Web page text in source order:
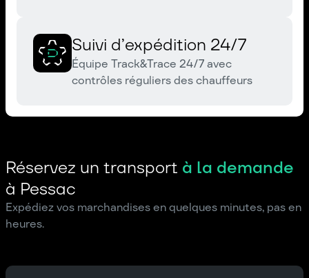
Suivi d’expédition 24/7
Équipe Track&Trace 24/7 avec
contrôles réguliers des chauffeurs
Réservez un transport à la demande
à Pessac
Expédiez vos marchandises en quelques minutes, pas en
heures.